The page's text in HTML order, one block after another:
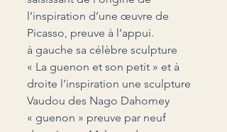
l’inspiration d’une œuvre de
Picasso, preuve à l’appui.
à gauche sa célèbre sculpture
« La guenon et son petit » et à
droite l’inspiration une sculpture
Vaudou des Nago Dahomey
« guenon » preuve par neuf